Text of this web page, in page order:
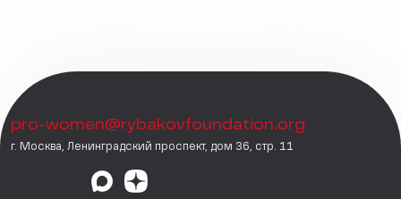
pro-women@rybakovfoundation.org
г. Москва, Ленинградский проспект, дом 36, стр. 11